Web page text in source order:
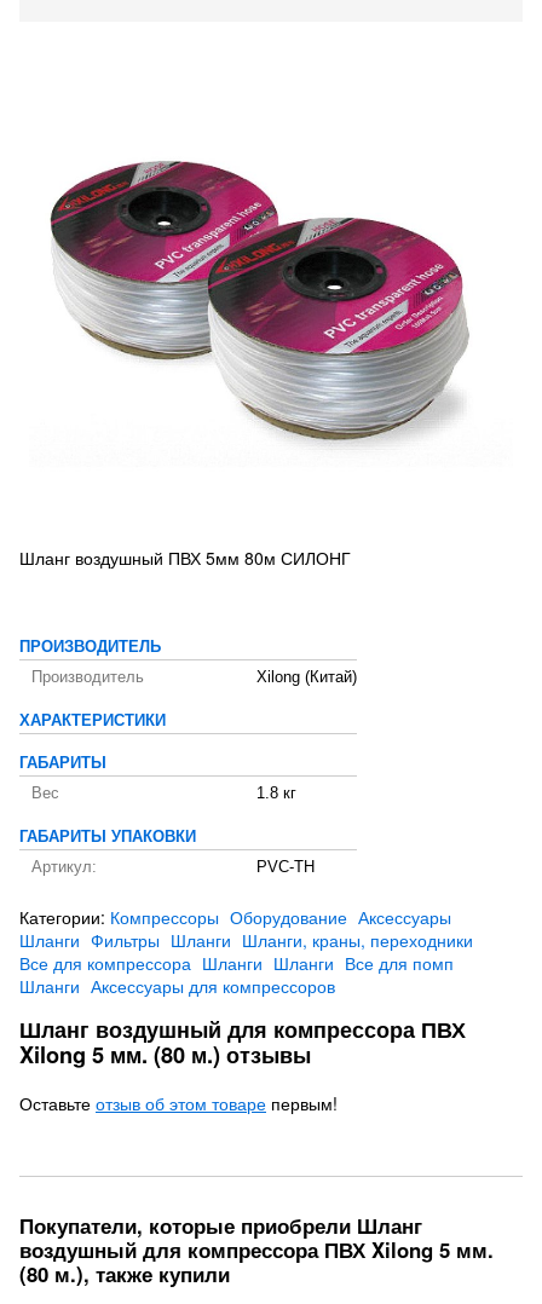
Шланг воздушный ПВХ 5мм 80м СИЛОНГ
ПРОИЗВОДИТЕЛЬ
Производитель
Xilong (Китай)
ХАРАКТЕРИСТИКИ
ГАБАРИТЫ
Вес
1.8 кг
ГАБАРИТЫ УПАКОВКИ
Артикул:
PVC-TH
Категории: Компрессоры Оборудование Аксессуары
Шланги Фильтры Шланги Шланги, краны, переходники
Все для компрессора Шланги Шланги Все для помп
Шланги Аксессуары для компрессоров
Шланг воздушный для компрессора ПВХ
Xilong 5 мм. (80 м.) отзывы
Оставьте отзыв об этом товаре первым!
Покупатели, которые приобрели Шланг
воздушный для компрессора ПВХ Xilong 5 мм.
(80 м.), также купили